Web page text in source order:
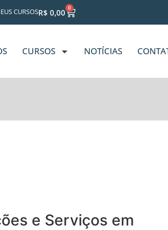
CURSOSR$ 0,00 0
CURSOS NOTÍCIAS
e Serviços em